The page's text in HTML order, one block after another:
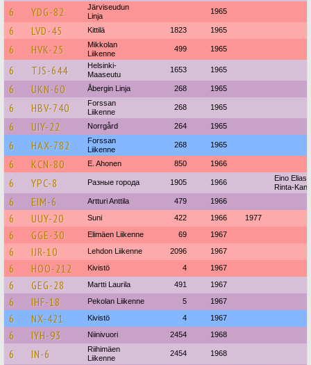
6 YDG-82
Järviseudun
Linja
1965
6 LVD-45 Kittilä 1823 1965
6 HVK-25
Mikkolan
Liikenne
499 1965
6 TJS-644
Helsinki-
Maaseutu
1653 1965
6 UKN-60 Åbergin Linja 268 1965
6 HBV-740
Forssan
Liikenne
268 1965
6 UIY-22 Norrgård 264 1965
6 HAX-782
Forssan
Liikenne
268 1965
6 KCN-80 E. Ahonen 850 1966
6 YPC-8 Разные города 1905 1966
Eino Elias
Rinta-
6 EIM-6 Artturi Anttila 479 1966
6 UUY-20 Suni 422 1966 1977
6 GGE-30 Elimäen Liikenne 69 1967
6 IJR-10 Lehdon Liikenne 2096 1967
6 HOO-212 Kivistö 4 1967
6 GEG-28 Martti Laurila 491 1967
6 IHF-18 Pekolan Liikenne 5 1967
6 NX-421 Kivistö 4 1967
6 IYH-93 Niinivuori 2454 1968
6 IN-6
Riihimäen
Liikenne
2454 1968